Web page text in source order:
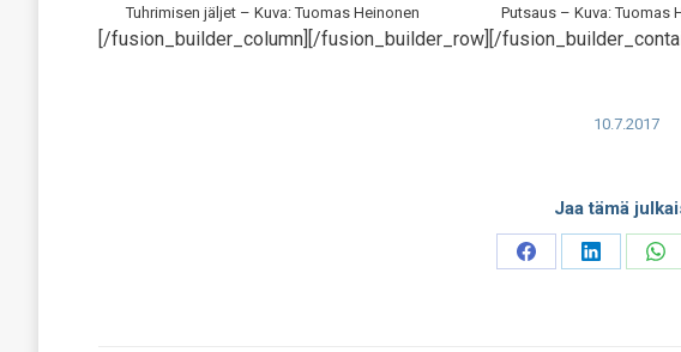
Tuhrimisen jäljet – Kuva: Tuomas Heinonen Putsaus – Kuva: Tuomas
[/fusion_builder_column][/fusion_builder_row][/
10.7.2017
Jaa tämä
Share
Share